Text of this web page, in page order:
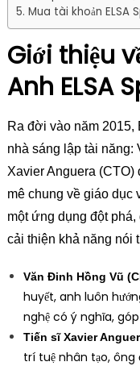
Mua tài khoản ELSA
Giới thiệu
Anh ELSA
Ra đời vào năm
nhà sáng lập tài
Xavier Anguera
mê chung về giáo dục
một ứng dụng đột
cải thiện khả năng nói
Văn Đinh Hồng Vũ
huyết, anh luôn
nghệ có ý nghĩa,
Tiến sĩ Xavier
trí tuệ nhân tạo, ông